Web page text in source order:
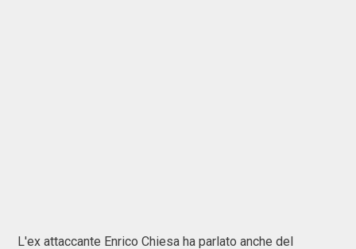
L'ex attaccante Enrico Chiesa ha parlato anche del